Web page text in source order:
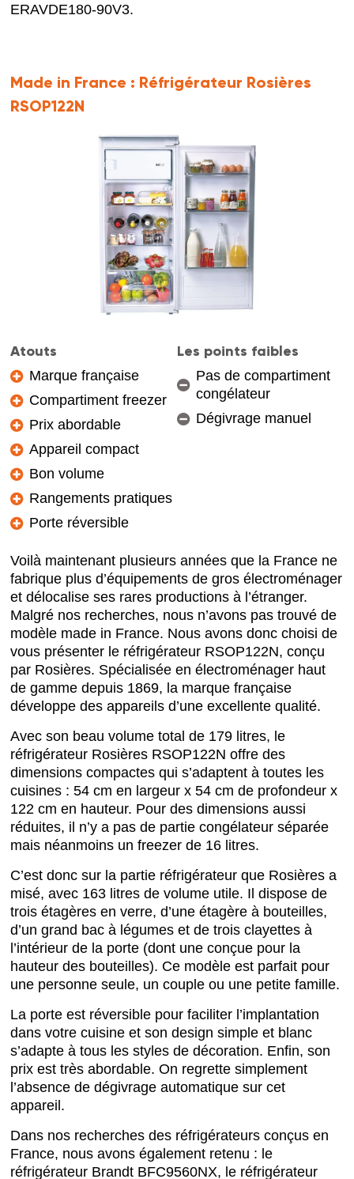
ERAVDE180-90V3.
Made in France : Réfrigérateur Rosières
RSOP122N
Atouts
Marque française
Compartiment freezer
Prix abordable
Appareil compact
Bon volume
Rangements pratiques
Porte réversible
Les points faibles
Pas de compartiment
congélateur
Dégivrage manuel
Voilà maintenant plusieurs années que la France ne
fabrique plus d’équipements de gros électroménager
et délocalise ses rares productions à l’étranger.
Malgré nos recherches, nous n’avons pas trouvé de
modèle made in France. Nous avons donc choisi de
vous présenter le réfrigérateur RSOP122N, conçu
par Rosières. Spécialisée en électroménager haut
de gamme depuis 1869, la marque française
développe des appareils d’une excellente qualité.
Avec son beau volume total de 179 litres, le
réfrigérateur Rosières RSOP122N offre des
dimensions compactes qui s’adaptent à toutes les
cuisines : 54 cm en largeur x 54 cm de profondeur x
122 cm en hauteur. Pour des dimensions aussi
réduites, il n’y a pas de partie congélateur séparée
mais néanmoins un freezer de 16 litres.
C’est donc sur la partie réfrigérateur que Rosières a
misé, avec 163 litres de volume utile. Il dispose de
trois étagères en verre, d’une étagère à bouteilles,
d’un grand bac à légumes et de trois clayettes à
l’intérieur de la porte (dont une conçue pour la
hauteur des bouteilles). Ce modèle est parfait pour
une personne seule, un couple ou une petite famille.
La porte est réversible pour faciliter l’implantation
dans votre cuisine et son design simple et blanc
s’adapte à tous les styles de décoration. Enfin, son
prix est très abordable. On regrette simplement
l’absence de dégivrage automatique sur cet
appareil.
Dans nos recherches des réfrigérateurs conçus en
France, nous avons également retenu : le
réfrigérateur Brandt BFC9560NX, le réfrigérateur